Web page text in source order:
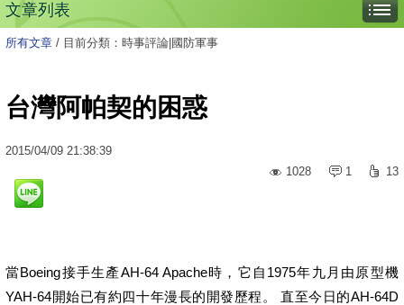
文章列表
所有文章 / 目前分類：時事評論|國防軍事
台灣阿帕契的困惑
2015/04/09 21:38:39
1028
1 13
當Boeing接手生產AH-64 Apache時，它自1975年九月由原型機
YAH-64開始已有約四十年漫長的開發歷程。 直至今日的AH-64D